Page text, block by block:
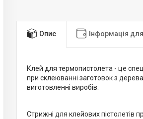
Опис Інформація
Клей для термопистолета - це
при склеюванні заготовок з
виготовленні виробів.
Стрижні для клейових пістолетів